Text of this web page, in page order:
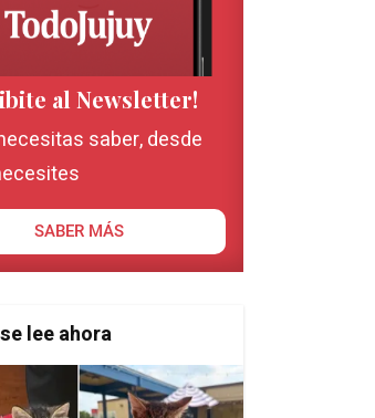
al Newsletter!
saber, desde
SABER MÁS
lee ahora